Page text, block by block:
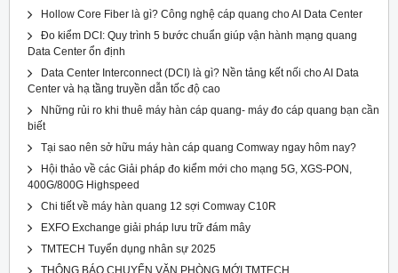
Hollow Core Fiber là gì? Công nghệ cáp quang cho AI Data Center
Đo kiểm DCI: Quy trình 5 bước chuẩn giúp vận hành mạng quang
Data Center ổn định
Data Center Interconnect (DCI) là gì? Nền tảng kết nối cho AI Data
Center và hạ tầng truyền dẫn tốc độ cao
Những rủi ro khi thuê máy hàn cáp quang- máy đo cáp quang bạn cần
biết
Tại sao nên sở hữu máy hàn cáp quang Comway ngay hôm nay?
Hội thảo về các Giải pháp đo kiểm mới cho mạng 5G, XGS-PON,
400G/800G Highspeed
Chi tiết về máy hàn quang 12 sợi Comway C10R
EXFO Exchange giải pháp lưu trữ đám mây
TMTECH Tuyển dụng nhân sự 2025
THÔNG BÁO CHUYỂN VĂN PHÒNG MỚI TMTECH